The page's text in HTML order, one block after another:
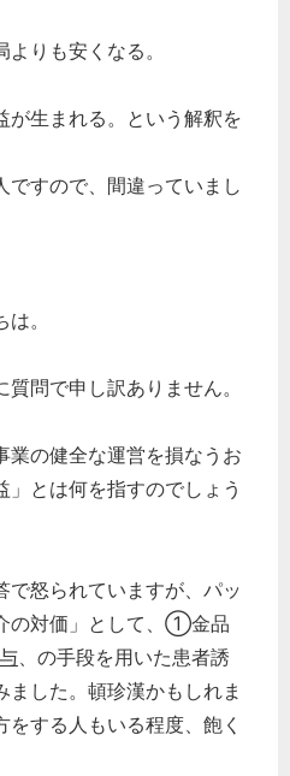
りも安くなる。
が生まれる。という解釈を
ですので、間違っていまし
。
問で申し訳ありません。
業の健全な運営を損なうお
」とは何を指すのでしょう
怒られていますが、パッ
の対価」として、①金品
、の手段を用いた患者誘
ました。頓珍漢かもしれま
する人もいる程度、飽く
投稿しますか？
ウ